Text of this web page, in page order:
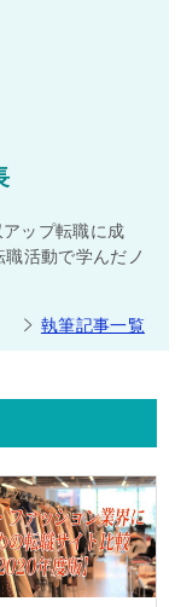
ップ転職に成
活動で学んだノ
執筆記事一覧